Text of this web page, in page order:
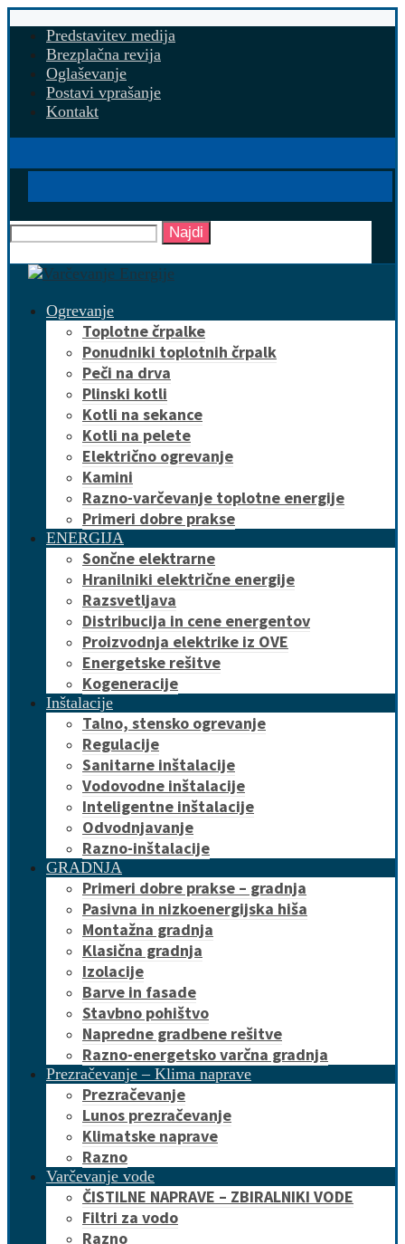
Predstavitev medija
Brezplačna revija
Oglaševanje
Postavi vprašanje
Kontakt
Najdi
Ogrevanje
Toplotne črpalke
Ponudniki toplotnih črpalk
Peči na drva
Plinski kotli
Kotli na sekance
Kotli na pelete
Električno ogrevanje
Kamini
Razno-varčevanje toplotne energije
Primeri dobre prakse
ENERGIJA
Sončne elektrarne
Hranilniki električne energije
Razsvetljava
Distribucija in cene energentov
Proizvodnja elektrike iz OVE
Energetske rešitve
Kogeneracije
Inštalacije
Talno, stensko ogrevanje
Regulacije
Sanitarne inštalacije
Vodovodne inštalacije
Inteligentne inštalacije
Odvodnjavanje
Razno-inštalacije
GRADNJA
Primeri dobre prakse – gradnja
Pasivna in nizkoenergijska hiša
Montažna gradnja
Klasična gradnja
Izolacije
Barve in fasade
Stavbno pohištvo
Napredne gradbene rešitve
Razno-energetsko varčna gradnja
Prezračevanje – Klima naprave
Prezračevanje
Lunos prezračevanje
Klimatske naprave
Razno
Varčevanje vode
ČISTILNE NAPRAVE – ZBIRALNIKI VODE
Filtri za vodo
Razno